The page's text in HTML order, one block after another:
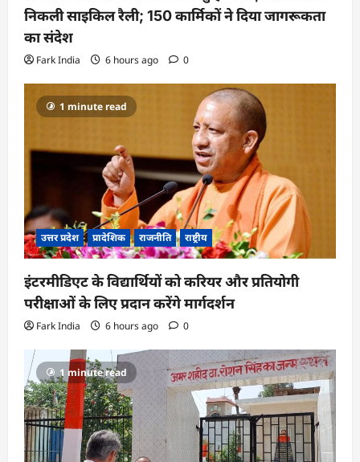
निकली साइकिल रैली; 150 कार्मिकों ने दिया जागरूकता
का संदेश
Fark India 6 hours ago 0
1 minute read
उत्तर प्रदेश प्रादेशिक राजनीति राष्ट्रीय
इंटरमीडिएट के विद्यार्थियों को करियर और प्रतियोगी
परीक्षाओं के लिए प्रदान करेंगे मार्गदर्शन
Fark India 6 hours ago 0
1 minute read